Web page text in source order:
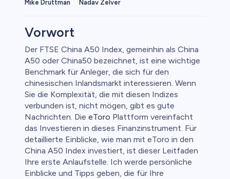
Mike Druttman Nadav Zelver
Vorwort
Der FTSE China A50 Index, gemeinhin als China
A50 oder China50 bezeichnet, ist eine wichtige
Benchmark für Anleger, die sich für den
chinesischen Inlandsmarkt interessieren. Wenn
Sie die Komplexität, die mit diesen Indizes
verbunden ist, nicht mögen, gibt es gute
Nachrichten. Die eToro Plattform vereinfacht
das Investieren in dieses Finanzinstrument. Für
detaillierte Einblicke, wie man mit eToro in den
China A50 Index investiert, ist dieser Leitfaden
Ihre erste Anlaufstelle. Ich werde persönliche
Einblicke und Tipps geben, die für Ihre